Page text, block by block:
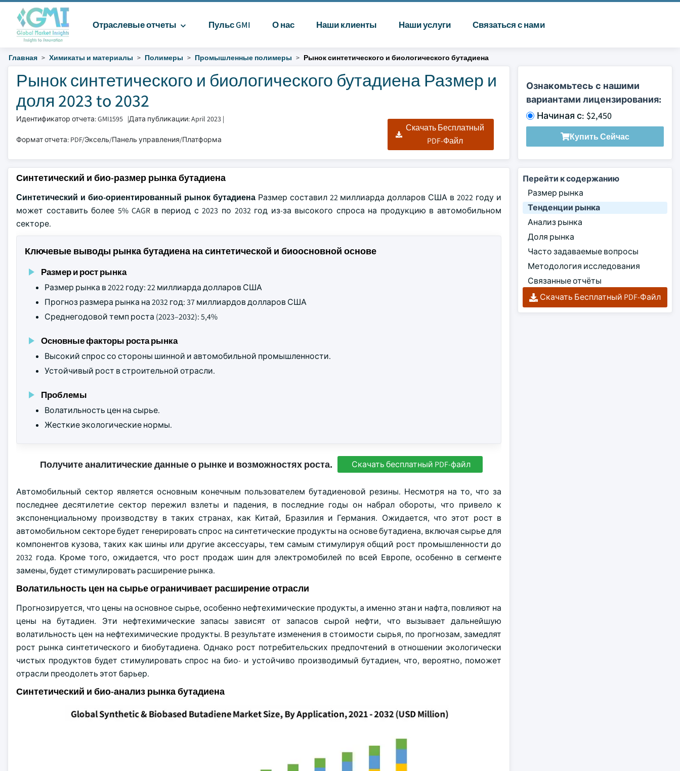
Отраслевые отчеты Пульс GMI О нас Наши клиенты Наши услуги Связаться с нами
Главная Химикаты и материалы Полимеры Промышленные полимеры Рынок синтетического и биологического бутадиена
Рынок синтетического и биологического бутадиена Размер и
доля 2023 to 2032
Идентификатор отчета: GMI1595 |Дата публикации: April 2023 |
Формат отчета: PDF/Эксель/Панель управления/Платформа
Скачать Бесплатный
PDF-Файл
Ознакомьтесь с нашими
вариантами лицензирования:
Начиная с: $2,450
Купить Сейчас
Синтетический и био-размер рынка бутадиена
Синтетический и био-ориентированный рынок бутадиенаРазмер составил 22 миллиарда долларов США в 2022 году и
может составить более 5% CAGR в период с 2023 по 2032 год из-за высокого спроса на продукцию в автомобильном
секторе.
Ключевые выводы рынка бутадиена на синтетической и биоосновной основе
Размер и рост рынка
Размер рынка в 2022 году: 22 миллиарда долларов США
Прогноз размера рынка на 2032 год: 37 миллиардов долларов США
Среднегодовой темп роста (2023–2032): 5,4%
Основные факторы роста рынка
Высокий спрос со стороны шинной и автомобильной промышленности.
Устойчивый рост в строительной отрасли.
Проблемы
Волатильность цен на сырье.
Жесткие экологические нормы.
Получите аналитические данные о рынке и возможностях роста. Скачать бесплатный PDF-файл
Автомобильный сектор является основным конечным пользователем бутадиеновой резины. Несмотря на то, что за
последнее десятилетие сектор пережил взлеты и падения, в последние годы он набрал обороты, что привело к
экспоненциальному производству в таких странах, как Китай, Бразилия и Германия. Ожидается, что этот рост в
автомобильном секторе будет генерировать спрос на синтетические продукты на основе бутадиена, включая сырье для
компонентов кузова, таких как шины или другие аксессуары, тем самым стимулируя общий рост промышленности до
2032 года. Кроме того, ожидается, что рост продаж шин для электромобилей по всей Европе, особенно в сегменте
замены, будет стимулировать расширение рынка.
Волатильность цен на сырье ограничивает расширение отрасли
Прогнозируется, что цены на основное сырье, особенно нефтехимические продукты, а именно этан и нафта, повлияют на
цены на бутадиен. Эти нефтехимические запасы зависят от запасов сырой нефти, что вызывает дальнейшую
волатильность цен на нефтехимические продукты. В результате изменения в стоимости сырья, по прогнозам, замедлят
рост рынка синтетического и биобутадиена. Однако рост потребительских предпочтений в отношении экологически
чистых продуктов будет стимулировать спрос на био- и устойчиво производимый бутадиен, что, вероятно, поможет
отрасли преодолеть этот барьер.
Синтетический и био-анализ рынка бутадиена
Перейти к содержанию
Размер рынка
Тенденции рынка
Анализ рынка
Доля рынка
Часто задаваемые вопросы
Методология исследования
Связанные отчёты
Скачать Бесплатный PDF-Файл